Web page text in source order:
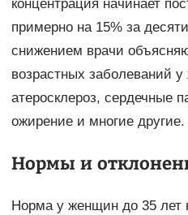
концентрация начинает
примерно на 15% за
снижением врачи
возрастных заболеваний
атеросклероз, сердечные
ожирение и многие другие.
Нормы и
Норма у женщин до 35 лет